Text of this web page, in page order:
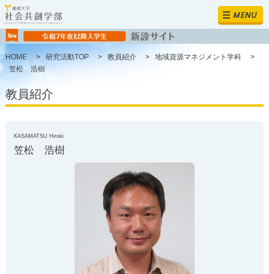
MENU
HOME > 研究活動TOP > 教員紹介 > 地域資源マネジメント学科
>
笠松 浩樹
教員紹介
KASAMATSU Hiroki
笠松 浩樹